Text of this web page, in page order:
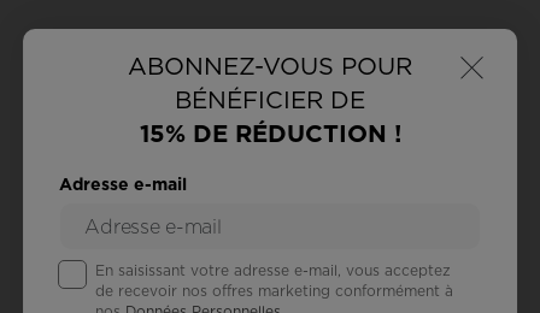
×
ABONNEZ-VOUS POUR
BÉNÉFICIER DE
15% DE RÉDUCTION !
Adresse e-mail
En saisissant votre adresse e-mail, vous acceptez
de recevoir nos offres marketing conformément à